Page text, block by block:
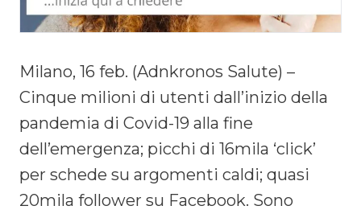
Milano, 16 feb. (Adnkronos Salute) –
Cinque milioni di utenti dall’inizio della
pandemia di Covid-19 alla fine
dell’emergenza; picchi di 16mila ‘click’
per schede su argomenti caldi; quasi
20mila follower su Facebook. Sono